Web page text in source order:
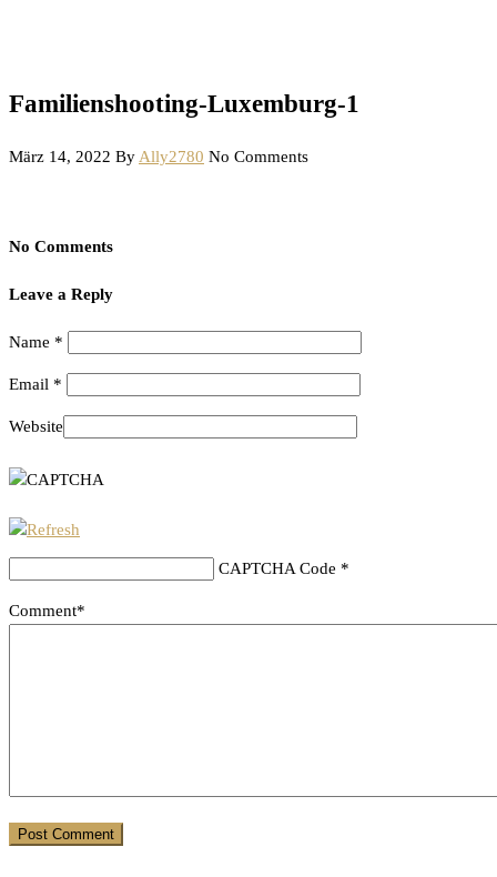
Familienshooting-Luxemburg-1
März 14, 2022 By Ally2780 No Comments
No Comments
Leave a Reply
Name *
Email *
Website
CAPTCHA Code *
Comment*